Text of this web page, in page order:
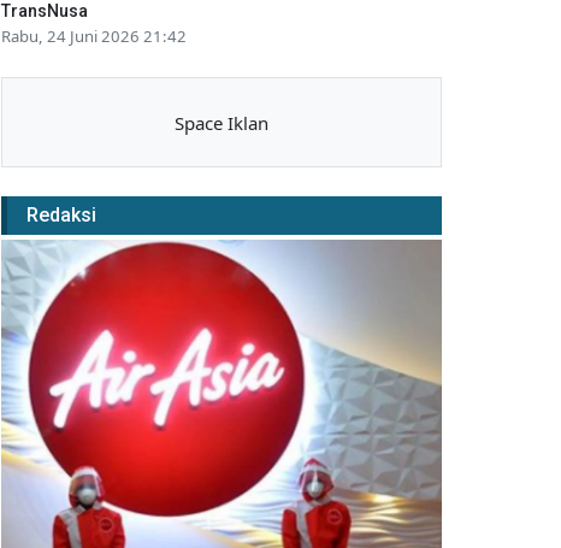
TransNusa
Rabu, 24 Juni 2026 21:42
Space Iklan
Redaksi